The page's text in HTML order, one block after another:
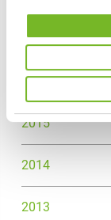
2017
2016
2015
2014
2013